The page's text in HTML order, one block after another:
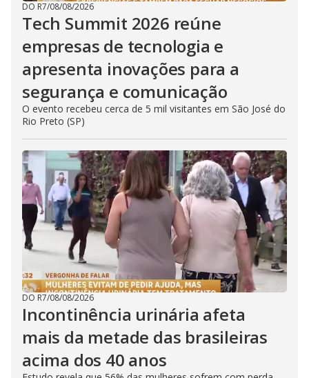
DO R7/08/08/2026
Tech Summit 2026 reúne
empresas de tecnologia e
apresenta inovações para a
segurança e comunicação
O evento recebeu cerca de 5 mil visitantes em São José do
Rio Preto (SP)
DO R7/08/08/2026
Incontinência urinária afeta
mais da metade das brasileiras
acima dos 40 anos